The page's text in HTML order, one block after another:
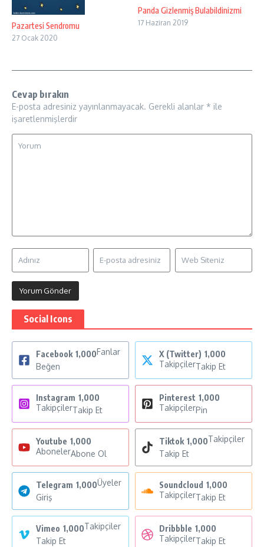
Pazartesi Sendromu
27 Ocak 2020
Panda Gizlenmiş Bulabildinizmi
17 Haziran 2019
Cevap bırakın
E-posta adresiniz yayınlanmayacak. Gerekli alanlar * ile
işaretlenmişlerdir
Social Icons
Facebook 1,000Fanlar
Beğen
X (Twitter) 1,000
TakipçilerTakip Et
Instagram 1,000
TakipçilerTakip Et
Pinterest 1,000
TakipçilerPin
Youtube 1,000
AbonelerAbone Ol
Tiktok 1,000Takipçiler
Takip Et
Telegram 1,000Üyeler
Giriş
Soundcloud 1,000
TakipçilerTakip Et
Vimeo 1,000Takipçiler
Takip Et
Dribbble 1,000
TakipçilerTakip Et